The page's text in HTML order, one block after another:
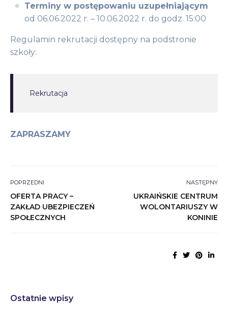
Terminy w postępowaniu uzupełniającym
od 06.06.2022 r. – 10.06.2022 r. do godz. 15:00
Regulamin rekrutacji dostępny na podstronie
szkoły:
Rekrutacja
ZAPRASZAMY
POPRZEDNI
OFERTA PRACY –
ZAKŁAD UBEZPIECZEŃ
SPOŁECZNYCH
NASTĘPNY
UKRAIŃSKIE CENTRUM
WOLONTARIUSZY W
KONINIE
Ostatnie wpisy